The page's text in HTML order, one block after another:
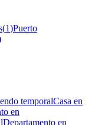
(1)Puerto
temporalCasa en
en
Departamento en